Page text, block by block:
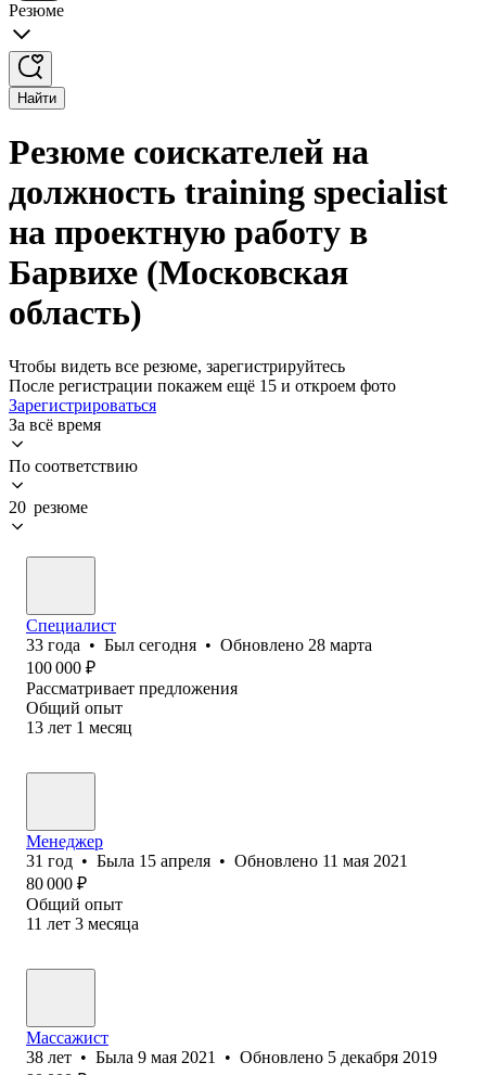
Резюме
Найти
Резюме соискателей на
должность training specialist
на проектную работу в
Барвихе (Московская
область)
Чтобы видеть все резюме, зарегистрируйтесь
После регистрации покажем ещё 15 и откроем фото
Зарегистрироваться
За всё время
По соответствию
20 резюме
Специалист
33 года • Был сегодня • Обновлено 28 марта
100 000 ₽
Рассматривает предложения
Общий опыт
13 лет 1 месяц
Менеджер
31 год • Была 15 апреля • Обновлено 11 мая 2021
80 000 ₽
Общий опыт
11 лет 3 месяца
Массажист
38 лет • Была 9 мая 2021 • Обновлено 5 декабря 2019